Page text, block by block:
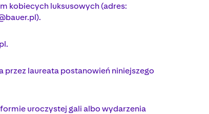
kobiecych luksusowych (adres:
).
przez laureata postanowień niniejszego
uroczystej gali albo wydarzenia